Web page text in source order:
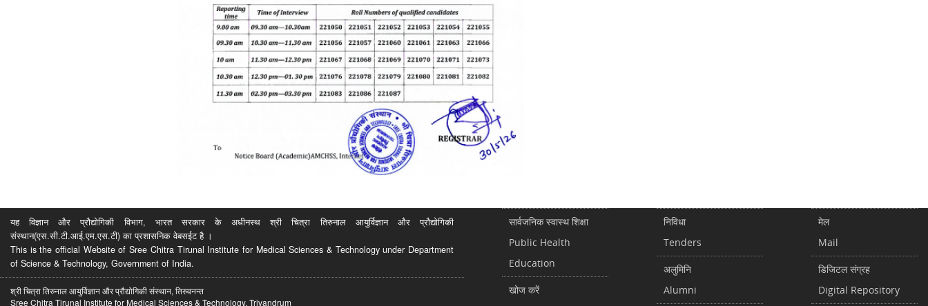
यह विज्ञान और प्रौद्योगिकी विभाग, भारत सरकार के अधीनस्थ श्री चित्रा तिरुनाल आयुर्विज्ञान और प्रौद्योगिकी
संस्थान(एस.सी.टी.आई.एम.एस.टी) का प्रशासनिक वेबसईट है ।
This is the official Website of Sree Chitra Tirunal Institute for Medical Sciences & Technology under Department
of Science & Technology, Government of India.
श्री चित्रा तिरुनाल आयुर्विज्ञान और प्रौद्योगिकी संस्थान, तिरुवनन्त
Sree Chitra Tirunal Institute for Medical Sciences & Technology, Trivandrum
सार्वजनिक स्वास्थ शिक्षा
Public Health
Education
खोज करें
निविधा
Tenders
अलुमिनि
Alumni
मेल
Mail
डिजिटल संग्रह
Digital Repository